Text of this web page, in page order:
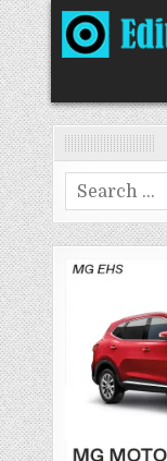
Skip
to
content
Search
for: